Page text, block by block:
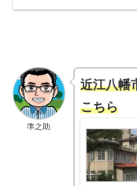
準之助
近江八幡
こちら